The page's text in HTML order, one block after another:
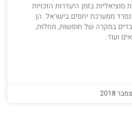
סוציאליות בזמן היעדרות הזכויות
ממערכת יחסים בישראל. הן
במקרה של חופשות, מחלות,
ועוד.